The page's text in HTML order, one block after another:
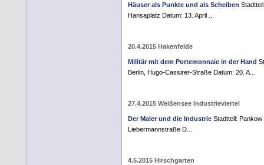
Häuser als Punkte und als Scheiben
Hansaplatz Datum: 13. April ...
20.4.2015 Hakenfelde
Militär mit dem Portemonnaie in der Hand
Berlin, Hugo-Cassirer-Straße Datum: 20. A...
27.4.2015 Weißensee Industrieviertel
Der Maler und die Industrie Stadtteil:
Liebermannstraße D...
4.5.2015 Hirschgarten